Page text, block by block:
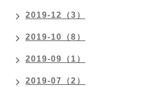
2019-12（3）
2019-10（8）
2019-09（1）
2019-07（2）